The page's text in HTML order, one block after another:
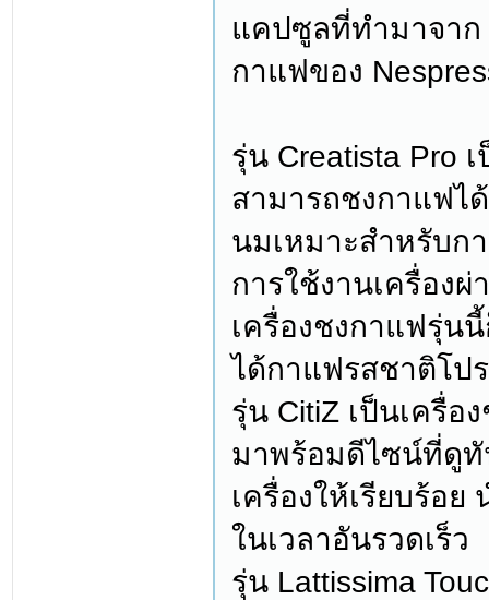
แคปซูลที่ทำมาจาก
กาแฟของ
รุ่น Creatista Pro
สามารถชงกาแฟไ
นมเหมาะสำหรับ
การใช้งานเครื่อง
เครื่องชงกาแฟรุ่น
ได้กาแฟรสชาติโป
รุ่น CitiZ เป็นเครื่
มาพร้อมดีไซน์ที่ดูทั
เครื่องให้เรียบร้อย
ในเวลาอันรวดเร็ว
รุ่น Lattissima